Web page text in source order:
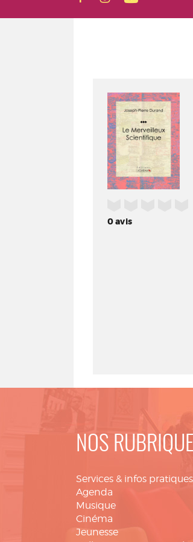
0avis
NOS
Services & infos pratiques
Agenda
Musique
Cinéma
Jeunesse